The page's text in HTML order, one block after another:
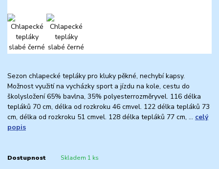
Sezon chlapecké tepláky pro kluky pěkné, nechybí kapsy.
Možnost využití na vycházky sport a jízdu na kole, cestu do
školysložení 65% bavlna, 35% polyesterrozměryvel. 116 délka
tepláků 70 cm, délka od rozkroku 46 cmvel. 122 délka tepláků 73
cm, délka od rozkroku 51 cmvel. 128 délka tepláků 77 cm, ... celý
popis
Dostupnost Skladem 1 ks